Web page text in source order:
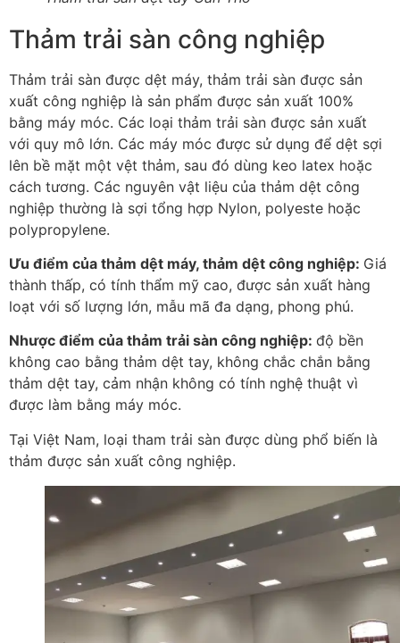
Thảm trải sàn công nghiệp
Thảm trải sàn được dệt máy, thảm trải sàn được sản
xuất công nghiệp là sản phẩm được sản xuất 100%
bằng máy móc. Các loại thảm trải sàn được sản xuất
với quy mô lớn. Các máy móc được sử dụng để dệt sợi
lên bề mặt một vệt thảm, sau đó dùng keo latex hoặc
cách tương. Các nguyên vật liệu của thảm dệt công
nghiệp thường là sợi tổng hợp Nylon, polyeste hoặc
polypropylene.
Ưu điểm của thảm dệt máy, thảm dệt công nghiệp: Giá
thành thấp, có tính thẩm mỹ cao, được sản xuất hàng
loạt với số lượng lớn, mẫu mã đa dạng, phong phú.
Nhược điểm của thảm trải sàn công nghiệp: độ bền
không cao bằng thảm dệt tay, không chắc chắn bằng
thảm dệt tay, cảm nhận không có tính nghệ thuật vì
được làm bằng máy móc.
Tại Việt Nam, loại tham trải sàn được dùng phổ biến là
thảm được sản xuất công nghiệp.